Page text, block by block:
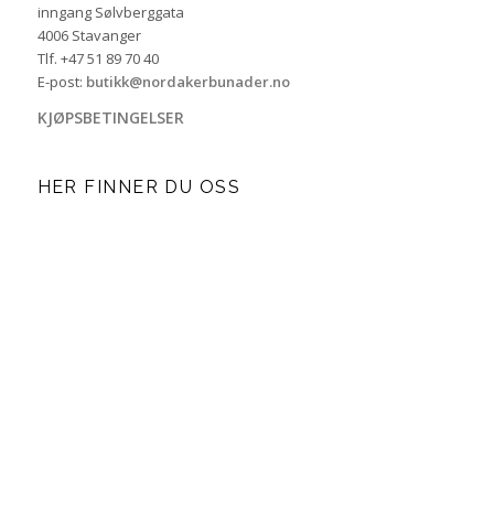
inngang Sølvberggata
4006 Stavanger
Tlf. +47 51 89 70 40
E-post: butikk@nordakerbunader.no
KJØPSBETINGELSER
HER FINNER DU OSS